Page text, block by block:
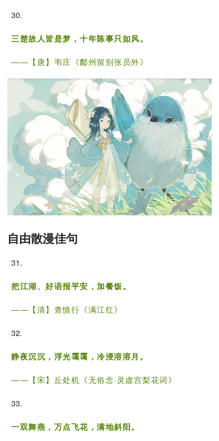
30.
三楚故人皆是梦，十年陈事只如风。
——【唐】 韦庄 《鄜州留别张员外》
自由散漫佳句
31.
把江湖、好语报平安，加餐饭。
——【清】 查慎行 《满江红》
32.
静夜沉沉，浮光霭霭，冷浸溶溶月。
——【宋】 丘处机 《无俗念·灵虚宫梨花词》
33.
一双舞燕，万点飞花，满地斜阳。